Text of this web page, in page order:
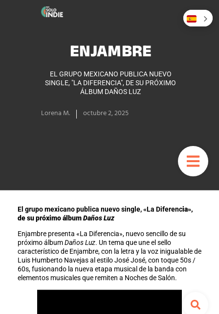
ENJAMBRE
EL GRUPO MEXICANO PUBLICA NUEVO
SINGLE, "LA DIFERENCIA", DE SU PRÓXIMO
ÁLBUM DAÑOS LUZ
Lorena M. octubre 2, 2025
El grupo mexicano publica nuevo single, «La Diferencia»,
de su próximo álbumDaños Luz
Enjambre presenta «La Diferencia», nuevo sencillo de su
próximo álbumDaños Luz. Un tema que une el sello
característico de Enjambre, con la letra y la voz inigualable de
Luis Humberto Navejas al estilo José José, con toque 50s /
60s, fusionando la nueva etapa musical de la banda con
elementos musicales que remiten a Noches de Salón.